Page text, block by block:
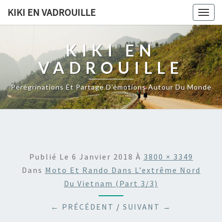
KIKI EN VADROUILLE
KIKI EN
VADROUILLE
Pérégrinations Et Partage D'émotions Autour Du Monde
Publié Le 6 Janvier 2018 À 3800 × 3349
Dans Moto Et Rando Dans L’extrême Nord
Du Vietnam (part 3/3)
← PRÉCÉDENT / SUIVANT →